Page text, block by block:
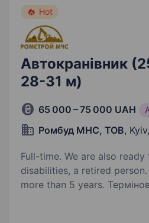
Hot
Автокранівник
28-31 м)
65 000 – 75 000 UAH
Ромбуд МНС, ТОВ, Kyiv,
Full-time. We are also
disabilities, a retired
more than 5 years. Терміново! Потрібен
КС-55727, стріла 28м, на